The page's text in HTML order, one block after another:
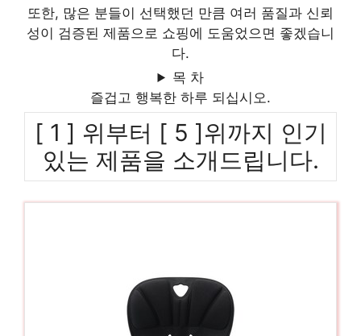
또한, 많은 분들이 선택했던 만큼 여러 품질과 신뢰
성이 검증된 제품으로 쇼핑에 도움었으면 좋겠습니
다.
목 차
즐겁고 행복한 하루 되십시오.
[ 1 ] 위부터 [ 5 ]위까지 인기
있는 제품을 소개드립니다.